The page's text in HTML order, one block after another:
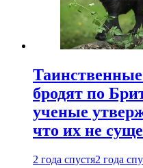
бродят по
ученые
что их не
2 года спустя2 года